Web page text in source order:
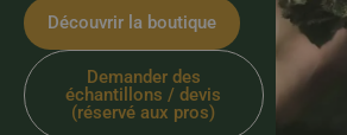
Découvrir la boutique
Demander des
échantillons / devis
(réservé aux pros)